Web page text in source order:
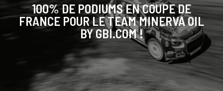
100% DE PODIUMS EN COUPE DE
FRANCE POUR LE TEAM MINERVA OIL
BY GBI.COM !